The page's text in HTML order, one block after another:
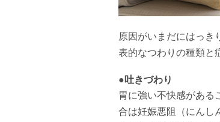
原因がいまだにはっき
表的なつわりの種類と
●吐きづわり
胃に強い不快感がある
合は妊娠悪阻（にんし